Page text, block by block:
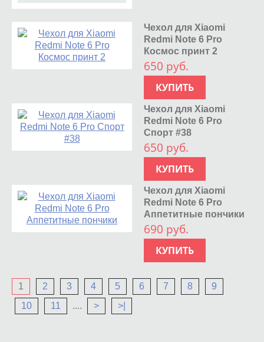
Чехол для Xiaomi
Redmi Note 6 Pro
Космос принт 2
650 руб.
КУПИТЬ
Чехол для Xiaomi
Redmi Note 6 Pro
Спорт #38
650 руб.
КУПИТЬ
Чехол для Xiaomi
Redmi Note 6 Pro
Аппетитные пончики
690 руб.
КУПИТЬ
1 2 3 4 5 6 7 8
9
10
11 .... > >|